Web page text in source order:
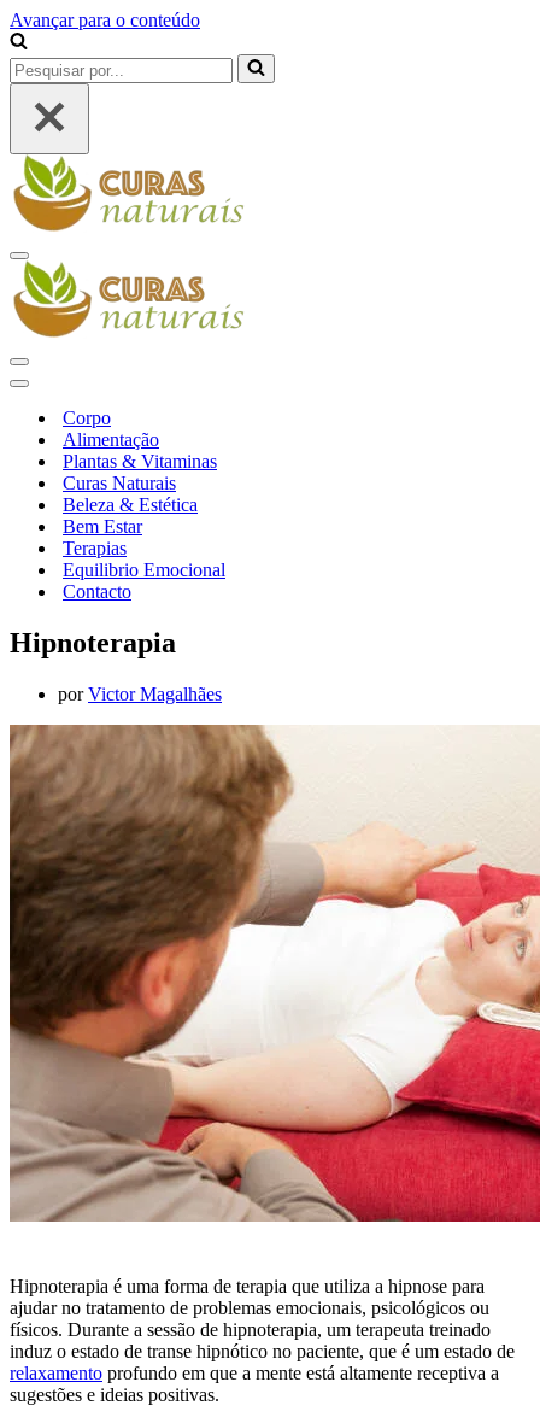
Avançar para o conteúdo
Pesquisar
por...
Menu
de
navegação
Menu
de
Menu
navegação
Corpo
Alimentação
Plantas & Vitaminas
Curas Naturais
Beleza & Estética
Bem Estar
Terapias
Equilibrio Emocional
Contacto
Hipnoterapia
porVictor Magalhães
Hipnoterapia é uma forma de terapia que utiliza a hipnose para
ajudar no tratamento de problemas emocionais, psicológicos ou
físicos. Durante a sessão de hipnoterapia, um terapeuta treinado
induz o estado de transe hipnótico no paciente, que é um estado de
relaxamento profundo em que a mente está altamente receptiva a
sugestões e ideias positivas.